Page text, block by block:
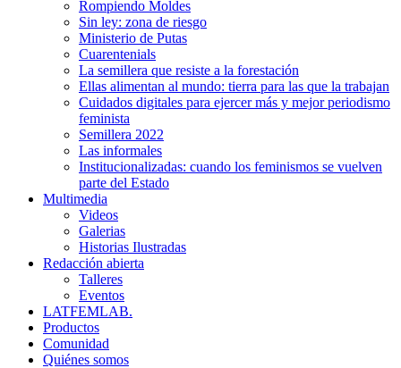
Rompiendo Moldes
Sin ley: zona de riesgo
Ministerio de Putas
Cuarentenials
La semillera que resiste a la forestación
Ellas alimentan al mundo: tierra para las que la trabajan
Cuidados digitales para ejercer más y mejor periodismo
feminista
Semillera 2022
Las informales
Institucionalizadas: cuando los feminismos se vuelven
parte del Estado
Multimedia
Videos
Galerias
Historias Ilustradas
Redacción abierta
Talleres
Eventos
LATFEMLAB.
Productos
Comunidad
Quiénes somos